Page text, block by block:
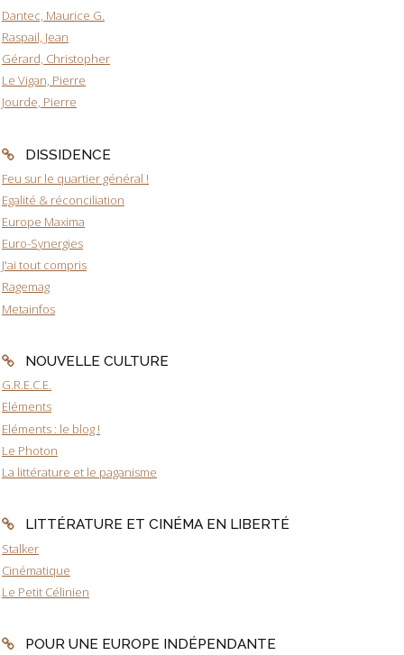
Dantec, Maurice G.
Raspail, Jean
Gérard, Christopher
Le Vigan, Pierre
Jourde, Pierre
DISSIDENCE
Feu sur le quartier général !
Egalité & réconciliation
Europe Maxima
Euro-Synergies
J'ai tout compris
Ragemag
Metainfos
NOUVELLE CULTURE
G.R.E.C.E.
Eléments
Eléments : le blog !
Le Photon
La littérature et le paganisme
LITTÉRATURE ET CINÉMA EN LIBERTÉ
Stalker
Cinématique
Le Petit Célinien
POUR UNE EUROPE INDÉPENDANTE